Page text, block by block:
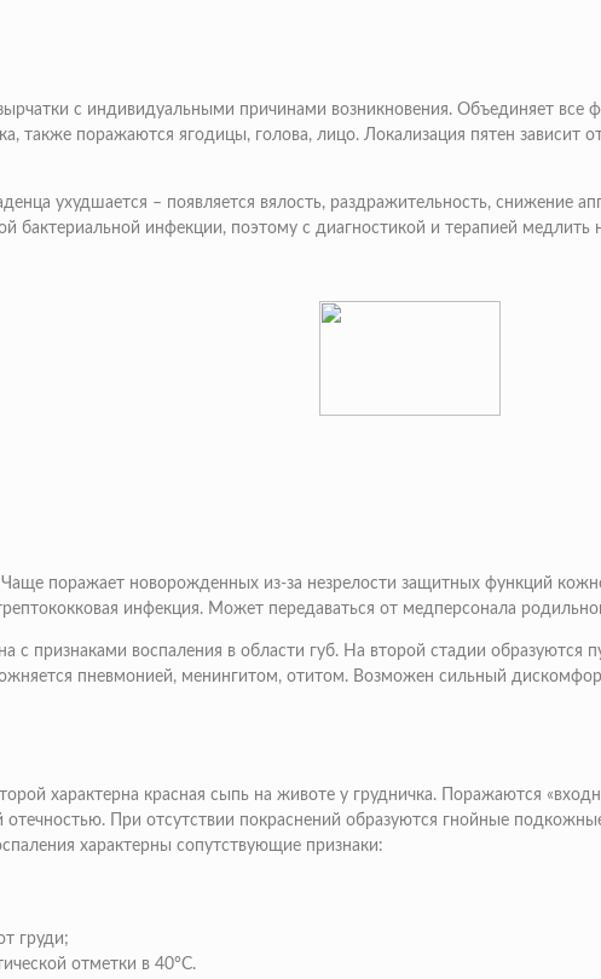
с индивидуальными причинами возникновения. Объединяет
также поражаются ягодицы, голова, лицо. Локализация пятен
ухудшается – появляется вялость, раздражительность, снижение
бактериальной инфекции, поэтому с диагностикой и терапией медлить
поражает новорожденных из-за незрелости защитных функций
инфекция. Может передаваться от медперсонала
с признаками воспаления в области губ. На второй стадии
пневмонией, менингитом, отитом. Возможен сильный
характерна красная сыпь на животе у грудничка. Поражаются
При отсутствии покраснений образуются гнойные
характерны сопутствующие признаки:
груди;
отметки в 40°С.